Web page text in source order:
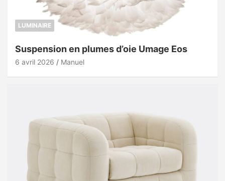
LUMINAIRE
Suspension en plumes d’oie Umage Eos
6 avril 2026 Manuel